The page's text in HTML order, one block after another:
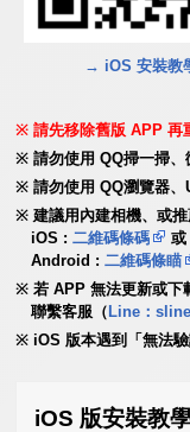
→ iOS 安裝教
請先移除舊版 APP 再
請勿使用 QQ掃一掃
請勿使用 QQ瀏覽器
建議用內建相機、或
iOS :二維碼條碼
Android :二維碼條瞄
若 APP 無法更新或下
聯繫客服（ Line：
iOS 版本遇到「無法
iOS 版安裝教